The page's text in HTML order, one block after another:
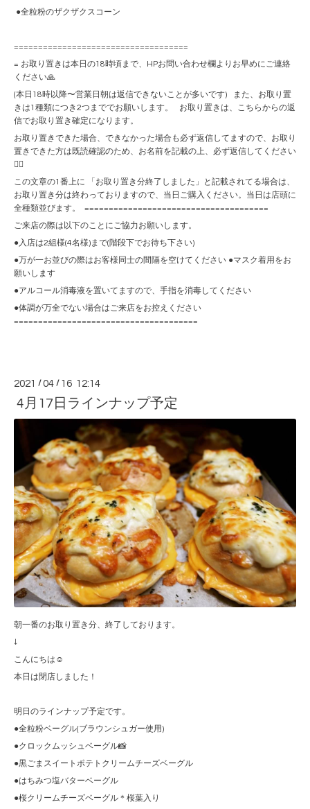
●全粒粉のザクザクスコーン
====================================
= お取り置きは本日の18時頃まで、HPお問い合わせ欄よりお早めにご連絡
ください🙏
(本日18時以降〜営業日朝は返信できないことが多いです) また、お取り置
きは1種類につき2つまででお願いします。 お取り置きは、こちらからの返
信でお取り置き確定になります。
お取り置きできた場合、できなかった場合も必ず返信してますので、お取り
置きできた方は既読確認のため、お名前を記載の上、必ず返信してください
🙇‍♀️
この文章の1番上に 「お取り置き分終了しました」と記載されてる場合は、
お取り置き分は終わっておりますので、当日ご購入ください。当日は店頭に
全種類並びます。 ======================================
ご来店の際は以下のことにご協力お願いします。
●入店は2組様(4名様)まで(階段下でお待ち下さい)
●万が一お並びの際はお客様同士の間隔を空けてください ●マスク着用をお
願いします
●アルコール消毒液を置いてますので、手指を消毒してください
●体調が万全でない場合はご来店をお控えください
======================================
2021 /04 / 16 12:14
4月17日ラインナップ予定
朝一番のお取り置き分、終了しております。
↓
こんにちは☺︎
本日は閉店しました！
明日のラインナップ予定です。
●全粒粉ベーグル(ブラウンシュガー使用)
●クロックムッシュベーグル📸
●黒ごまスイートポテトクリームチーズベーグル
●はちみつ塩バターベーグル
●桜クリームチーズベーグル＊桜葉入り